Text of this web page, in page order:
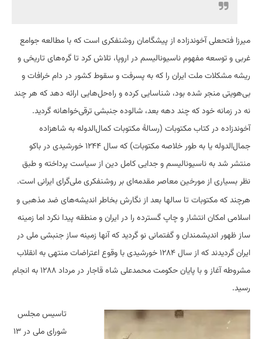
میرزا فتحعلی آخوندزاده از پیشگامان روشنفکری است که با مطالعه جوامع
غربی و توسعه مفهوم ناسیونالیسم در اروپا، تلاش کرد تا گره‌های تاریخی و
ریشه مشکلات ملت ایران را که به پسرفت و سقوط کشور در دام خرافات و
بی‌هویتی منجر شده بود، شناسایی کرده و راه‌حل‌هایی ارائه دهد که هر چند
نه در زمانه خود که چند دهه بعد، شالوده جنبشی ترقی‌خواهانه گردید.
آخوندزاده در کتاب مکتوبات (رسالهٔ مکتوبات کمال‌الدوله به شاهزاده
جمال‌الدوله یا به طور خلاصه مکتوبات) که سال ۱۲۴۴ خورشیدی در باکو
منتشر شد به ناسیونالیسم و جدایی کامل دین از سیاست پرداخته و طبق
نظر بسیاری از مورخین معاصر مقدمه‌ای بر روشنفکری ملی‌گرای ایرانی است.
هرچند که مکتوبات تا سالها بعد از نگارش بخاطر اندیشه‌های ضد مذهبی و
اسلامی امکان انتشار و چاپ گسترده را در ایران و منطقه پیدا نکرد اما زمینه
ساز ظهور اندیشمندان و گفتمانی نو گردید که آنها زمینه ساز جنبشی ملی در
ایران گردیدند که از سال ۱۲۸۴ خورشیدی با وقوع اعتراضات منتهی به انقلاب
مشروطه آغاز و با پایان حکومت محمدعلی شاه قاجار در مرداد ۱۲۸۸ به انجام
رسید.
تاسیس مجلس
شورای ملی در ۱۳